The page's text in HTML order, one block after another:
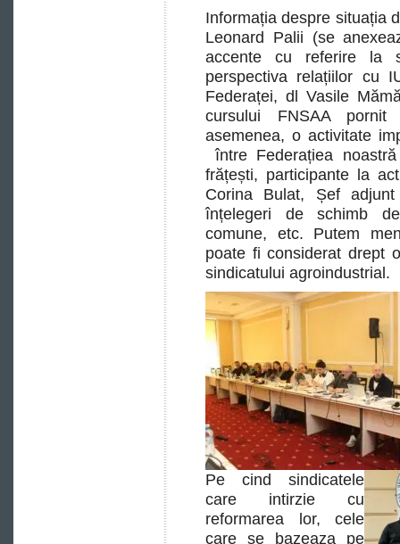
Informația despre situația
Leonard Palii (se
accente cu referire la
perspectiva relațiilor cu
Federaței, dl Vasile
cursului FNSAA pornit
asemenea, o activitate
între Federațiea
frățești, participante la
Corina Bulat, Șef
înțelegeri de schimb
comune, etc. Putem
poate fi considerat drept
sindicatului agroindustrial.
Pe cind sindicatele
care intirzie cu
reformarea lor, cele
care se bazeaza pe